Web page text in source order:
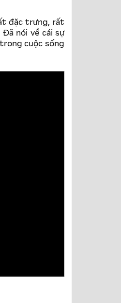
đặc trưng, rất
Đã nói về cái sự
cuộc sống